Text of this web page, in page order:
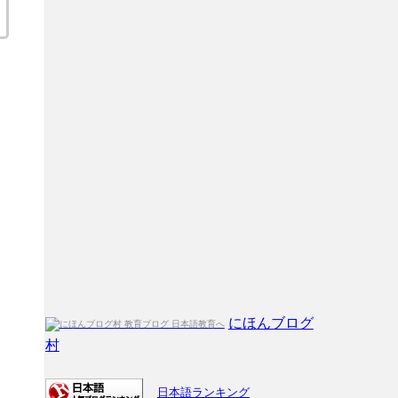
にほんブログ
村
日本語ランキング